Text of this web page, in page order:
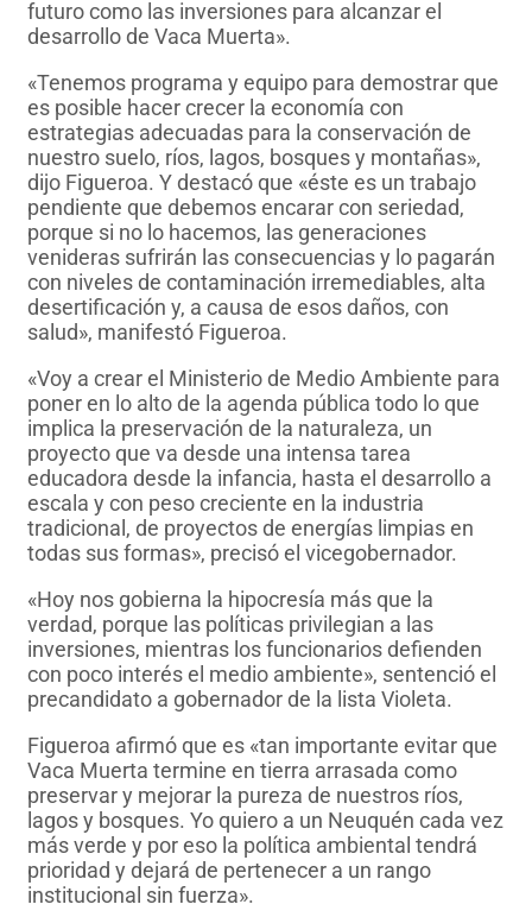
futuro como las inversiones para alcanzar el
desarrollo de Vaca Muerta».
«Tenemos programa y equipo para demostrar que
es posible hacer crecer la economía con
estrategias adecuadas para la conservación de
nuestro suelo, ríos, lagos, bosques y montañas»,
dijo Figueroa. Y destacó que «éste es un trabajo
pendiente que debemos encarar con seriedad,
porque si no lo hacemos, las generaciones
venideras sufrirán las consecuencias y lo pagarán
con niveles de contaminación irremediables, alta
desertificación y, a causa de esos daños, con
salud», manifestó Figueroa.
«Voy a crear el Ministerio de Medio Ambiente para
poner en lo alto de la agenda pública todo lo que
implica la preservación de la naturaleza, un
proyecto que va desde una intensa tarea
educadora desde la infancia, hasta el desarrollo a
escala y con peso creciente en la industria
tradicional, de proyectos de energías limpias en
todas sus formas», precisó el vicegobernador.
«Hoy nos gobierna la hipocresía más que la
verdad, porque las políticas privilegian a las
inversiones, mientras los funcionarios defienden
con poco interés el medio ambiente», sentenció el
precandidato a gobernador de la lista Violeta.
Figueroa afirmó que es «tan importante evitar que
Vaca Muerta termine en tierra arrasada como
preservar y mejorar la pureza de nuestros ríos,
lagos y bosques. Yo quiero a un Neuquén cada vez
más verde y por eso la política ambiental tendrá
prioridad y dejará de pertenecer a un rango
institucional sin fuerza».